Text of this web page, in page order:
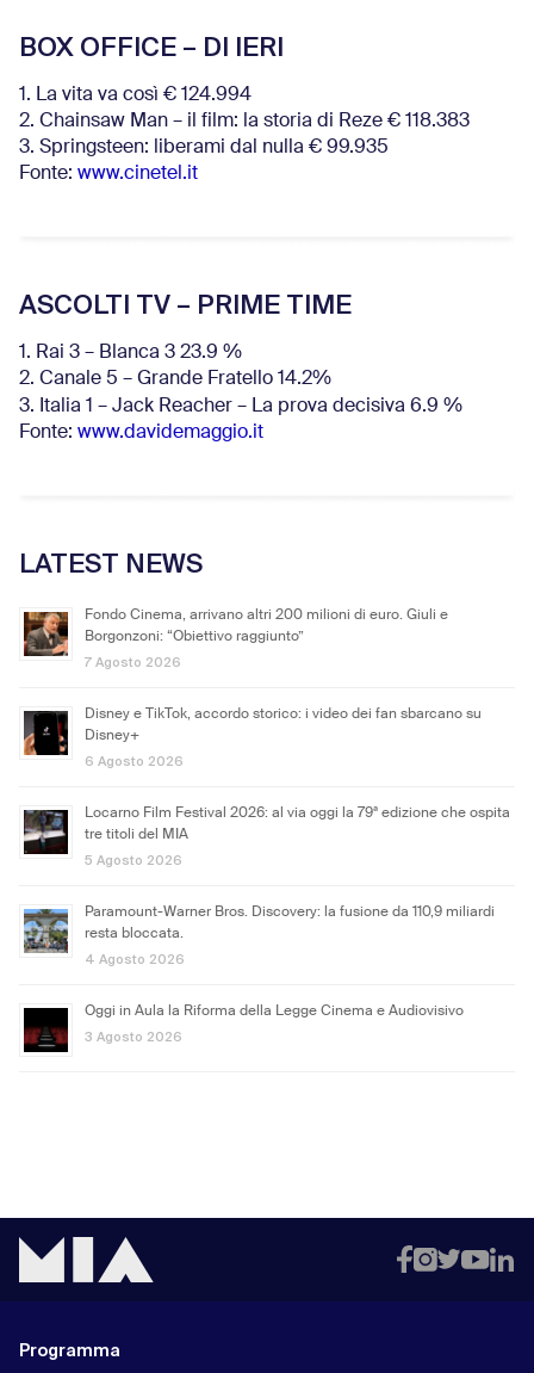
BOX OFFICE – DI IERI
1. La vita va così € 124.994
2. Chainsaw Man – il film: la storia di Reze € 118.383
3. Springsteen: liberami dal nulla € 99.935
Fonte: www.cinetel.it
ASCOLTI TV – PRIME TIME
1. Rai 3 – Blanca 3 23.9 %
2. Canale 5 – Grande Fratello 14.2%
3. Italia 1 – Jack Reacher – La prova decisiva 6.9 %
Fonte: www.davidemaggio.it
LATEST NEWS
Fondo Cinema, arrivano altri 200 milioni di euro. Giuli e
Borgonzoni: “Obiettivo raggiunto”
7 Agosto 2026
Disney e TikTok, accordo storico: i video dei fan sbarcano su
Disney+
6 Agosto 2026
Locarno Film Festival 2026: al via oggi la 79ª edizione che ospita
tre titoli del MIA
5 Agosto 2026
Paramount-Warner Bros. Discovery: la fusione da 110,9 miliardi
resta bloccata.
4 Agosto 2026
Oggi in Aula la Riforma della Legge Cinema e Audiovisivo
3 Agosto 2026
Programma